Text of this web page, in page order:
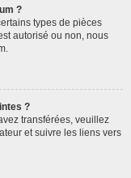
?
types de pièces
autorisé ou non, nous
?
transférées, veuillez
et suivre les liens vers